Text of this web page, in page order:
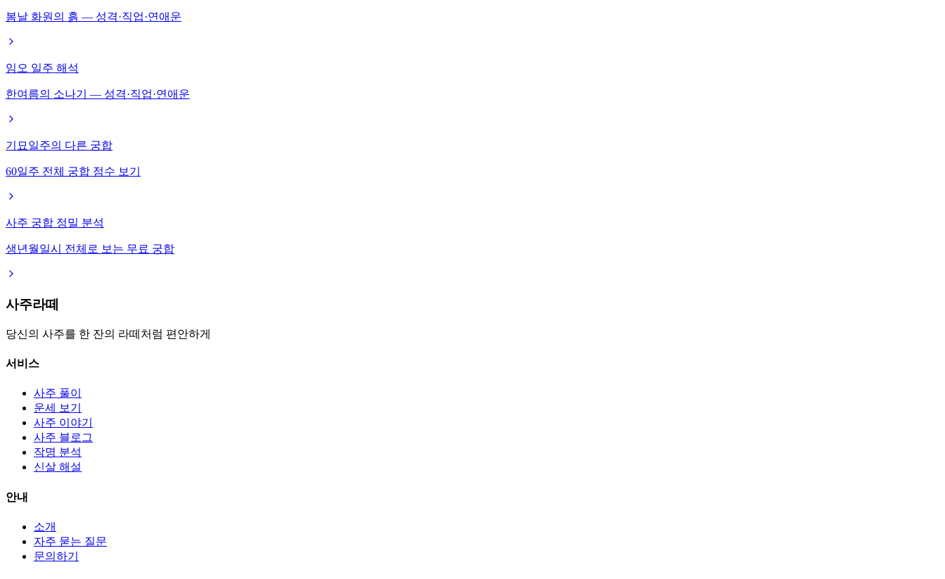
봄날 화원의 흙 — 성격·직업·연애운
임오 일주 해석
한여름의 소나기 — 성격·직업·연애운
기묘일주의 다른 궁합
60일주 전체 궁합 점수 보기
사주 궁합 정밀 분석
생년월일시 전체로 보는 무료 궁합
사주라떼
당신의 사주를 한 잔의 라떼처럼 편안하게
서비스
사주 풀이
운세 보기
사주 이야기
사주 블로그
작명 분석
신살 해설
안내
소개
자주 묻는 질문
문의하기